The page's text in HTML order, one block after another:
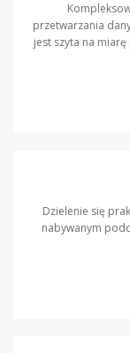
przetwarzania
jest szyta na
Dzielenie się
nabywanym